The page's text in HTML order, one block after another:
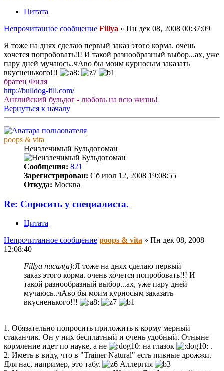
Цитата
Непрочитанное сообщение Fillya » Пн дек 08, 2008 00:37:09
Я тоже на днях сделаю первый заказ этого корма. очень
хочется попробовать!!! И такой разнообразный выбор...ах, уже
пару дней мучаюсь..чАво бы моим курносым заказать
вкусненького!!!
братец Филя
http://bulldog-fill.com/
Английский бульдог - любовь на всю жизнь!
Вернуться к началу
poops & vita
Неизлечимый Бульдогоман
Сообщения: 821
Зарегистрирован: Сб июл 12, 2008 19:08:55
Откуда: Москва
Re: Спросить у специалиста.
Цитата
Непрочитанное сообщение poops & vita » Пн дек 08, 2008
12:08:40
Fillya писал(а):Я тоже на днях сделаю первый
заказ этого корма. очень хочется попробовать!!! И
такой разнообразный выбор...ах, уже пару дней
мучаюсь..чАво бы моим курносым заказать
вкусненького!!!
1. Обязательно попросить приложить к корму мерный
стаканчик. Он у них бесплатный и очень удобный. Отныне
кормление идет по науке, а не
на глазок
.
2. Иметь в виду, что в "Trainer Natural" есть пивные дрожжи.
Для нас, например, это табу.
Аллергия